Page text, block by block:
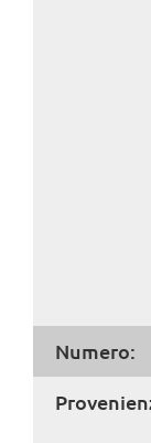
Numero: